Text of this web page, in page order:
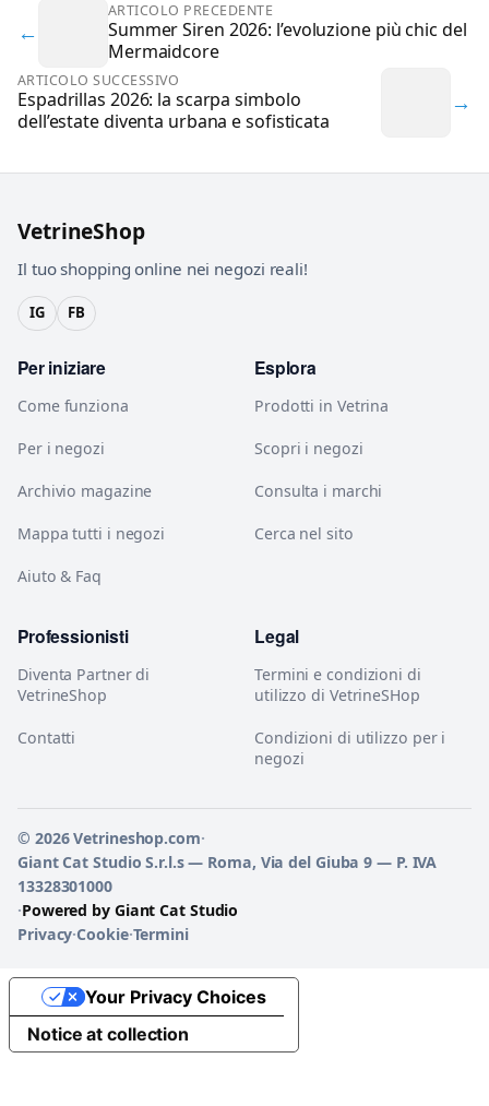
←
ARTICOLO PRECEDENTE
Summer Siren 2026: l’evoluzione più chic del
Mermaidcore
ARTICOLO SUCCESSIVO
Espadrillas 2026: la scarpa simbolo
dell’estate diventa urbana e sofisticata
→
VetrineShop
Il tuo shopping online nei negozi reali!
IG FB
Per iniziare
Come funziona
Per i negozi
Archivio magazine
Mappa tutti i negozi
Aiuto & Faq
Esplora
Prodotti in Vetrina
Scopri i negozi
Consulta i marchi
Cerca nel sito
Professionisti
Diventa Partner di
VetrineShop
Contatti
Legal
Termini e condizioni di
utilizzo di VetrineSHop
Condizioni di utilizzo per i
negozi
© 2026 Vetrineshop.com·
Giant Cat Studio S.r.l.s — Roma, Via del Giuba 9 — P. IVA
13328301000
·Powered by Giant Cat Studio
Privacy·Cookie·Termini
Notice at collection
Your Privacy Choices